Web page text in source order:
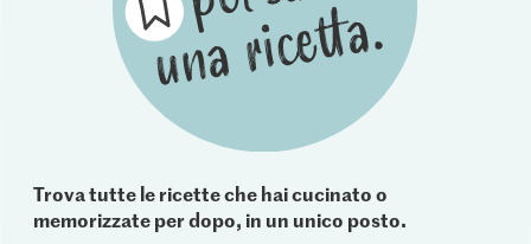
Trova tutte le ricette che hai cucinato o
memorizzate per dopo, in un unico posto.